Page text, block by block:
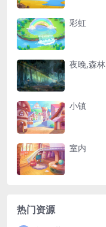
彩虹
夜晚,森林
小镇
室内
热门资源